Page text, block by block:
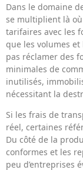
Dans le domaine
se multiplient là
tarifaires avec les
que les volumes
pas réclamer des
minimales de
inutilisés,
nécessitant la
Si les frais de
réel, certaines
Du côté de la
conformes et les
peu d’entreprises